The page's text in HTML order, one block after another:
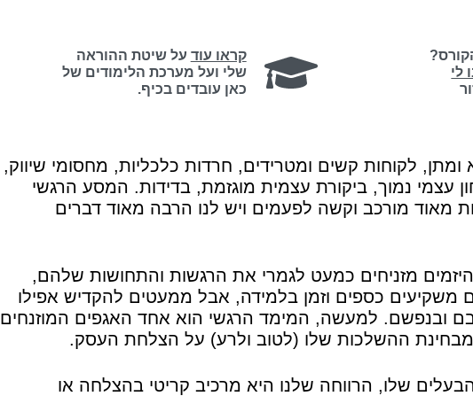
לי
קראו עוד על שיטת ההוראה
שלי ועל מערכת הלימודים של
כאן עובדים בכיף.
לקוחות קשים ומטרידים, חרדות כלכליות, מחסומי שיווק,
עצמי נמוך, ביקורת עצמית מוגזמת, בדידות. המסע הרגשי
מאוד מורכב וקשה לפעמים ויש לנו הרבה מאוד דברים
מזניחים כמעט לגמרי את הרגשות והתחושות שלהם,
כספים וזמן בלמידה, אבל ממעטים להקדיש אפילו
ובנפשם. למעשה, המימד הרגשי הוא אחד האגפים המוזנחים
ההשלכות שלו (לטוב ולרע) על הצלחת העסק.
שלו, הרווחה שלנו היא מרכיב קריטי בהצלחה או